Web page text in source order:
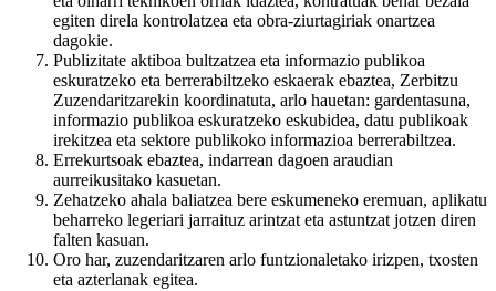
egiten direla kontrolatzea eta obra-ziurtagiriak onartzea
dagokie.
Publizitate aktiboa bultzatzea eta informazio publikoa
eskuratzeko eta berrerabiltzeko eskaerak ebaztea, Zerbitzu
Zuzendaritzarekin koordinatuta, arlo hauetan: gardentasuna,
informazio publikoa eskuratzeko eskubidea, datu publikoak
irekitzea eta sektore publikoko informazioa berrerabiltzea.
Errekurtsoak ebaztea, indarrean dagoen araudian
aurreikusitako kasuetan.
Zehatzeko ahala baliatzea bere eskumeneko eremuan, aplikatu
beharreko legeriari jarraituz arintzat eta astuntzat jotzen diren
falten kasuan.
Oro har, zuzendaritzaren arlo funtzionaletako irizpen, txosten
eta azterlanak egitea.